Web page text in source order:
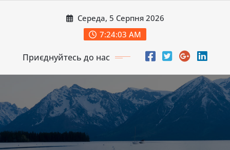
Середа, 5 Серпня 2026
7:24:04 AM
Приєднуйтесь до нас